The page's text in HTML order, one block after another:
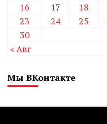
16
17 18
23
24 25
30
« Авг
Мы ВКонтакте